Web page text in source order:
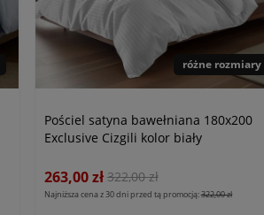
różne rozmiary
Pościel satyna bawełniana 180x200
Exclusive Cizgili kolor biały
263,00 zł 322,00 zł
Najniższa cena z 30 dni przed tą promocją:322,00 zł